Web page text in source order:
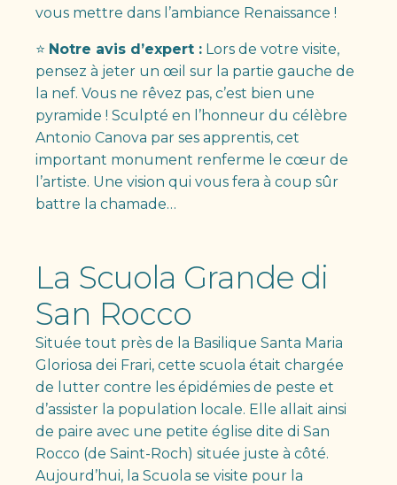
vous mettre dans l’ambiance Renaissance !
⭐ Notre avis d’expert : Lors de votre visite,
pensez à jeter un œil sur la partie gauche de
la nef. Vous ne rêvez pas, c’est bien une
pyramide ! Sculpté en l’honneur du célèbre
Antonio Canova par ses apprentis, cet
important monument renferme le cœur de
l’artiste. Une vision qui vous fera à coup sûr
battre la chamade…
La Scuola Grande di
San Rocco
Située tout près de la Basilique Santa Maria
Gloriosa dei Frari, cette scuola était chargée
de lutter contre les épidémies de peste et
d’assister la population locale. Elle allait ainsi
de paire avec une petite église dite di San
Rocco (de Saint-Roch) située juste à côté.
Aujourd’hui, la Scuola se visite pour la